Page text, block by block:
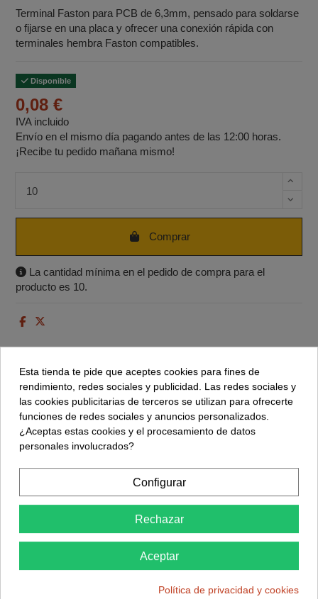
Terminal Faston para PCB de 6,3mm, pensado para soldarse
o fijarse en una placa y ofrecer una conexión rápida con
terminales hembra Faston compatibles.
Disponible
0,08 €
IVA incluido
Envío en el mismo día pagando antes de las 12:00 horas.
¡Recibe tu pedido mañana mismo!
Comprar
La cantidad mínima en el pedido de compra para el
producto es 10.
Descripción
Detalles del producto
Reviews(0)
Este componente integra una lengüeta macho plana de 6,3 ×
0,8mm diseñada para montaje en PCB, de modo que la placa
pueda recibir una conexión Faston estándar sin necesidad de
mucho en equipos donde la placa debe conectar con
cableado externo de forma robusta y desmontable.
fuerte con una interfaz de desconexión rápida, reduciendo
Esta tienda te pide que aceptes cookies para fines de
rendimiento, redes sociales y publicidad. Las redes sociales y
las cookies publicitarias de terceros se utilizan para ofrecerte
funciones de redes sociales y anuncios personalizados.
¿Aceptas estas cookies y el procesamiento de datos
personales involucrados?
Configurar
Rechazar
Aceptar
Política de privacidad y cookies